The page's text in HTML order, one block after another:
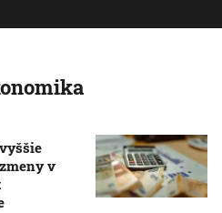
v